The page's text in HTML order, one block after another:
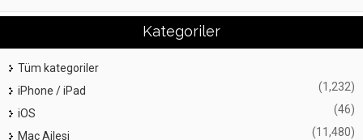
Kategoriler
Tüm kategoriler
iPhone / iPad
(1,232)
iOS (46)
Mac Ailesi (11,480)